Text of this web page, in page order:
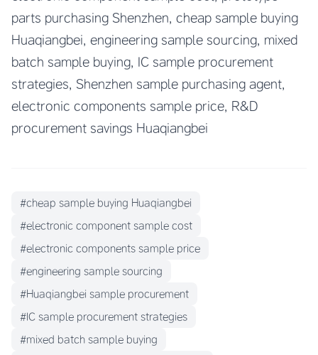
parts purchasing Shenzhen, cheap sample buying
Huaqiangbei, engineering sample sourcing, mixed
batch sample buying, IC sample procurement
strategies, Shenzhen sample purchasing agent,
electronic components sample price, R&D
procurement savings Huaqiangbei
#cheap sample buying Huaqiangbei
#electronic component sample cost
#electronic components sample price
#engineering sample sourcing
#Huaqiangbei sample procurement
#IC sample procurement strategies
#mixed batch sample buying